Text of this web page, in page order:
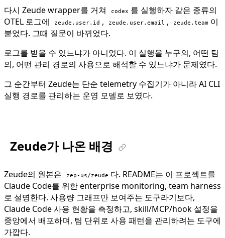
다시 Zeude wrapper를 거쳐
codex 를 실행하자 같은 종류의
OTEL 로그에
zeude.user.id , zeude.user.email , zeude.team 이
붙었다. 그때 질문이 바뀌었다.
로그를 받을 수 있느냐가 아니었다. 이 실행을 누구의, 어떤 팀
의, 어떤 관리 경로의 사용으로 해석할 수 있느냐가 문제였다.
그 순간부터 Zeude는 단순 telemetry 수집기가 아니라 AI CLI
실행 경로를 관리하는 운영 모델로 보였다.
Zeude가 나온 배경
Zeude의 원본은 zep-us/zeude 다. README는 이 프로젝트를
Claude Code를 위한 enterprise monitoring, team harness
로 설명한다. 사용량 그래프만 보여주는 도구라기보다,
Claude Code 사용 현황을 측정하고, skill/MCP/hook 설정을
중앙에서 배포하며, 팀 단위로 사용 패턴을 관리하려는 도구에
가깝다.